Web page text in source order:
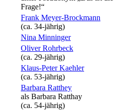
Frage!“
Frank Meyer-Brockmann
(ca. 34‑jährig)
Nina Minninger
Oliver Rohrbeck
(ca. 29‑jährig)
Klaus-Peter Kaehler
(ca. 53‑jährig)
Barbara Ratthey
als Barbara Ratthay
(ca. 54‑jährig)